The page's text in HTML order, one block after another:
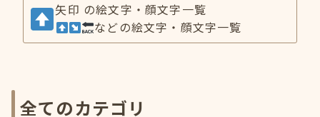
矢印 の絵文字・顔文字一覧
などの絵文字・顔文字一覧
全てのカテゴリ